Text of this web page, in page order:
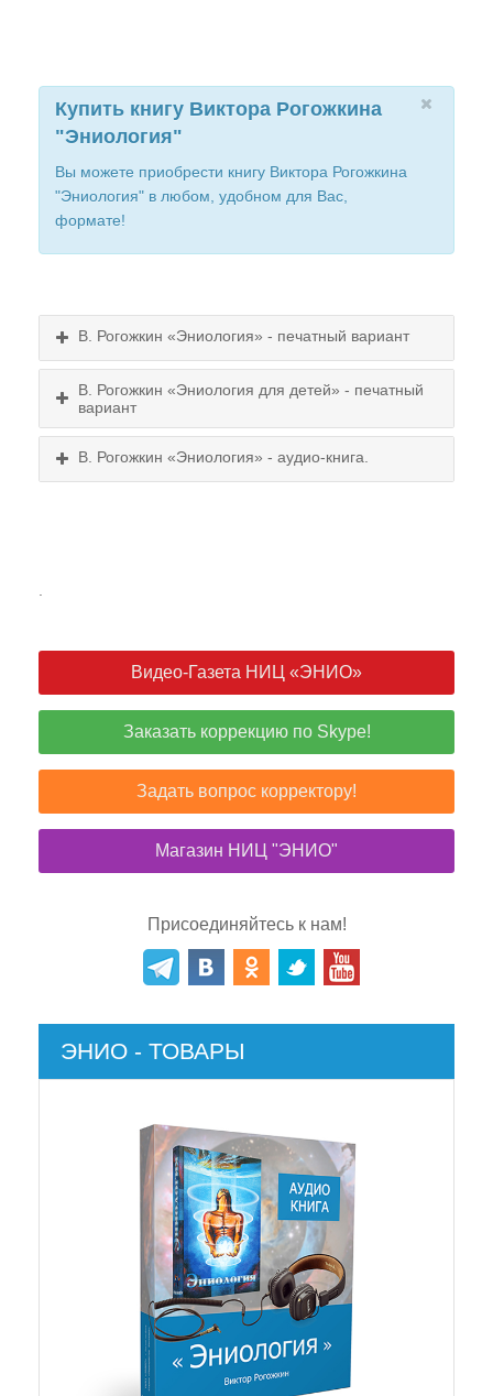
Купить книгу Виктора Рогожкина
"Эниология"
Вы можете приобрести книгу Виктора Рогожкина
"Эниология" в любом, удобном для Вас,
формате!
В. Рогожкин «Эниология» - печатный вариант
В. Рогожкин «Эниология для детей» - печатный
вариант
В. Рогожкин «Эниология» - аудио-книга.
Видео-Газета НИЦ «ЭНИО»
Заказать коррекцию по Skype!
Задать вопрос корректору!
Магазин НИЦ "ЭНИО"
Присоединяйтесь к нам!
ЭНИО - ТОВАРЫ